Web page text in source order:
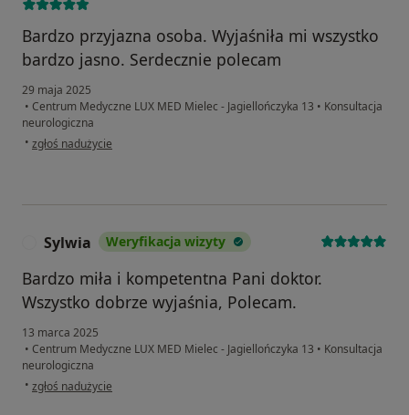
Bardzo przyjazna osoba. Wyjaśniła mi wszystko
bardzo jasno. Serdecznie polecam
29 maja 2025
• Centrum Medyczne LUX MED Mielec - Jagiellończyka 13 • Konsultacja
neurologiczna
• w opinii użytkownika Konto zostało usunięte
zgłoś nadużycie
Sylwia Weryfikacja wizyty
Bardzo miła i kompetentna Pani doktor.
Wszystko dobrze wyjaśnia, Polecam.
13 marca 2025
• Centrum Medyczne LUX MED Mielec - Jagiellończyka 13 • Konsultacja
neurologiczna
• w opinii użytkownika Sylwia
zgłoś nadużycie